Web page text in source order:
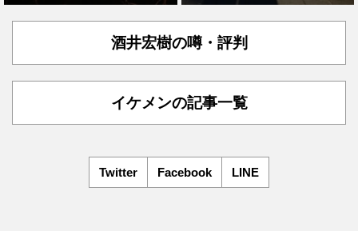
酒井宏樹の噂・評判
イケメンの記事一覧
Twitter Facebook LINE